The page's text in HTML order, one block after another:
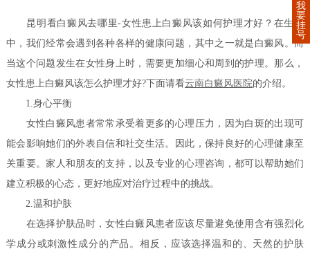
昆明看白癜风去哪里-女性患上白癜风该如何护理才好？在生活
中，我们经常会遇到各种各样的健康问题，其中之一就是白癜风。而
当这个问题发生在女性身上时，需要更加细心和周到的护理。那么，
女性患上白癜风该怎么护理才好?下面请看云南白癜风医院的介绍。
1.身心平衡
女性白癜风患者常常承受着更多的心理压力，因为白斑的出现可
能会影响她们的外表自信和社交生活。因此，保持良好的心理健康至
关重要。家人和朋友的支持，以及专业的心理咨询，都可以帮助她们
建立积极的心态，更好地应对治疗过程中的挑战。
2.温和护肤
在选择护肤品时，女性白癜风患者应该尽量避免使用含有强烈化
学成分或刺激性成分的产品。相反，应该选择温和的、天然的护肤
我
要
挂
号